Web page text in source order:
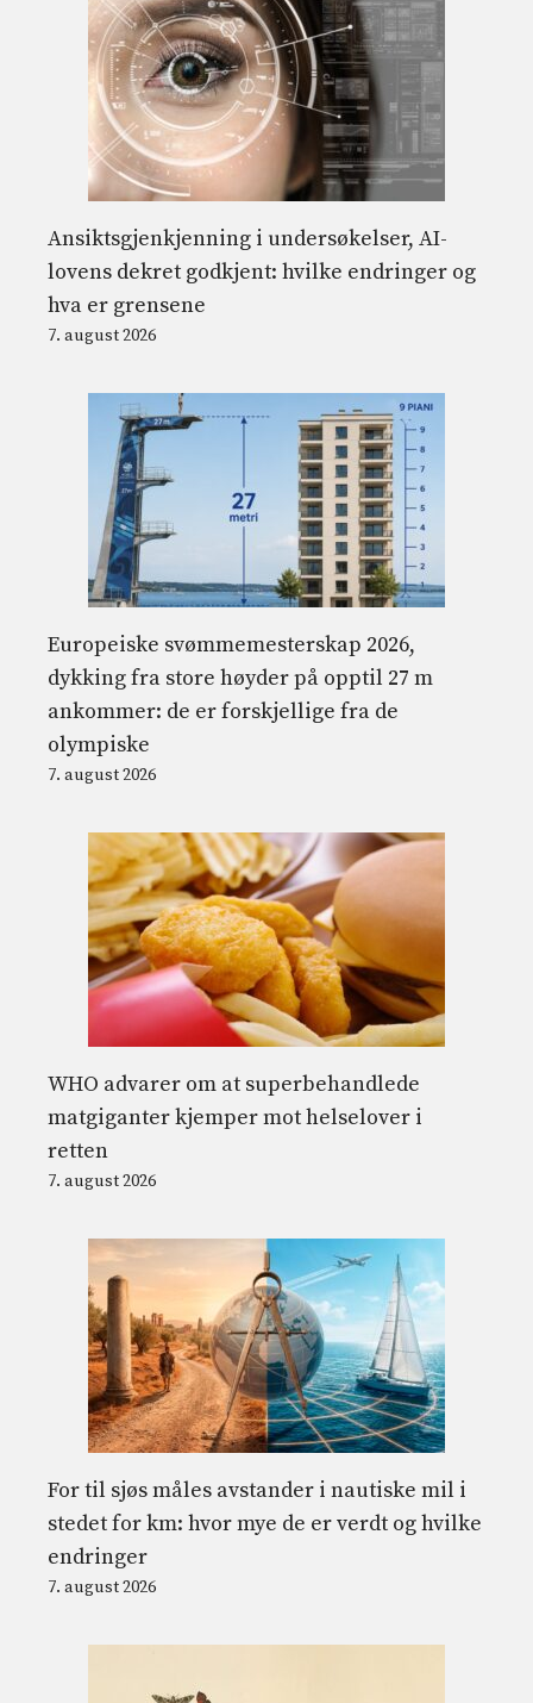
Ansiktsgjenkjenning i undersøkelser, AI-
lovens dekret godkjent: hvilke endringer og
hva er grensene
7. august 2026
Europeiske svømmemesterskap 2026,
dykking fra store høyder på opptil 27 m
ankommer: de er forskjellige fra de
olympiske
7. august 2026
WHO advarer om at superbehandlede
matgiganter kjemper mot helselover i
retten
7. august 2026
For til sjøs måles avstander i nautiske mil i
stedet for km: hvor mye de er verdt og hvilke
endringer
7. august 2026